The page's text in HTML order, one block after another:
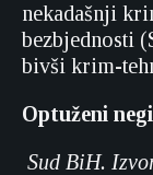
nekadašnji
bezbjednosti
bivši krim-
Optuženi
Sud BiH.